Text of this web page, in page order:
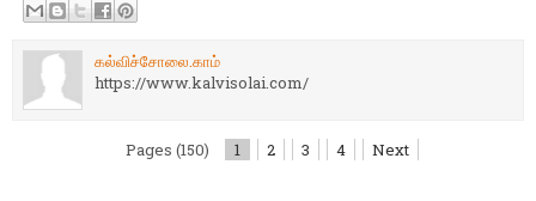
கல்விச்சோலை.காம்
https://www.kalvisolai.com/
Pages (150) 1 2 3 4 Next